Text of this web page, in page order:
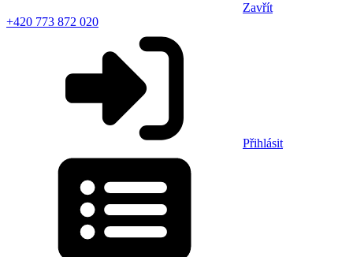
Zavřít
+420 773 872 020
Přihlásit